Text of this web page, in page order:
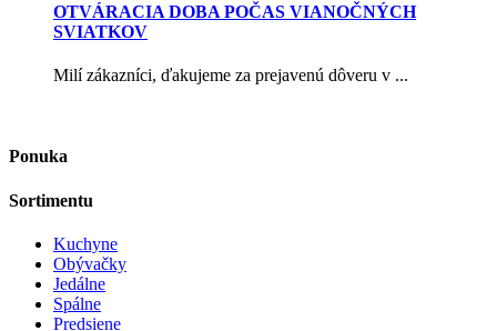
OTVÁRACIA DOBA POČAS VIANOČNÝCH
SVIATKOV
Milí zákazníci, ďakujeme za prejavenú dôveru v ...
Ponuka
Sortimentu
Kuchyne
Obývačky
Jedálne
Spálne
Predsiene